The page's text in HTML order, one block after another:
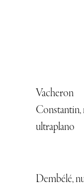
Vacheron
Constantin,
ultraplano
Dembélé,